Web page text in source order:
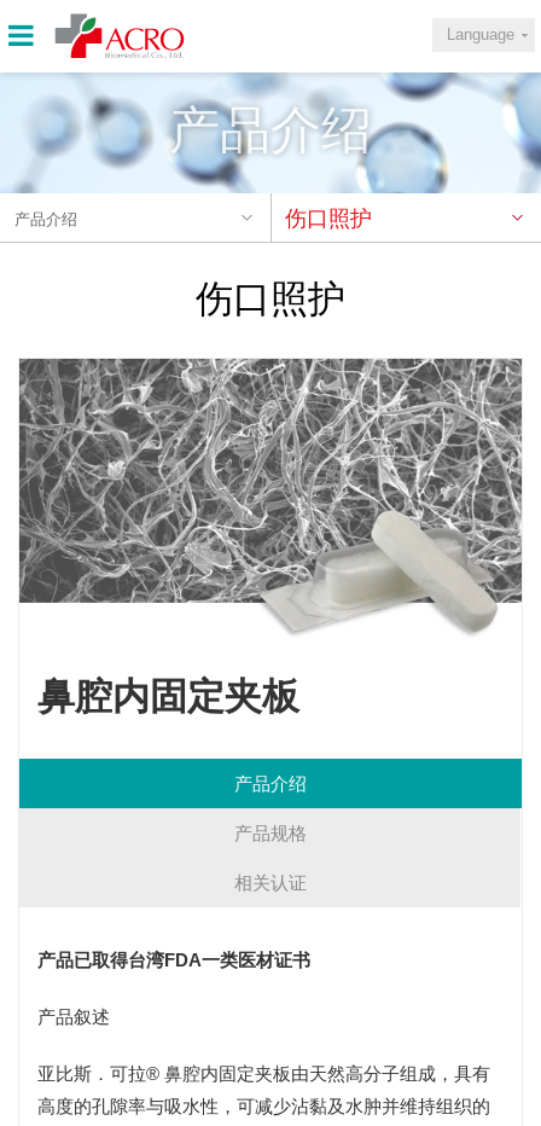
Language
产品介绍
产品介绍 伤口照护
伤口照护
鼻腔内固定夹板
产品介绍
产品规格
相关认证
产品已取得台湾FDA一类医材证书
产品叙述
亚比斯．可拉® 鼻腔内固定夹板由天然高分子组成，具有
高度的孔隙率与吸水性，可减少沾黏及水肿并维持组织的